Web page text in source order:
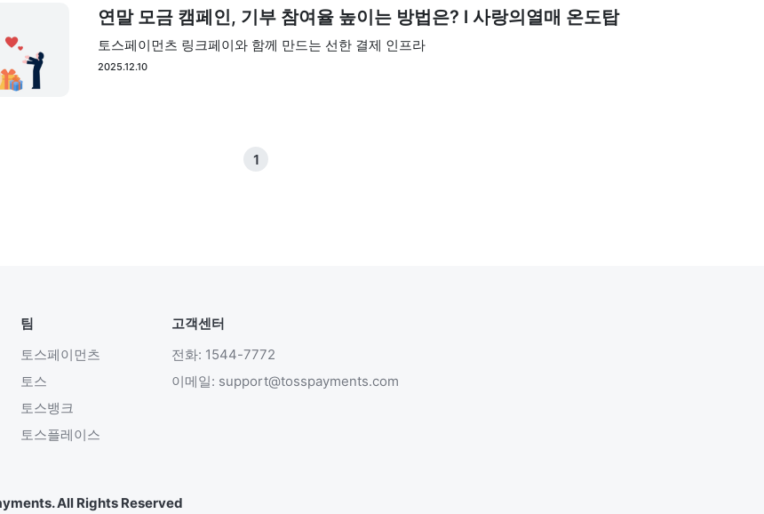
연말 모금 캠페인, 기부 참여율 높이는 방법은? l 사랑의열매 온도탑
토스페이먼츠 링크페이와 함께 만드는 선한 결제 인프라
2025.12.10
1
팀
토스페이먼츠
토스
토스뱅크
토스플레이스
고객센터
전화: 1544-7772
이메일: support@tosspayments.com
All Rights Reserved